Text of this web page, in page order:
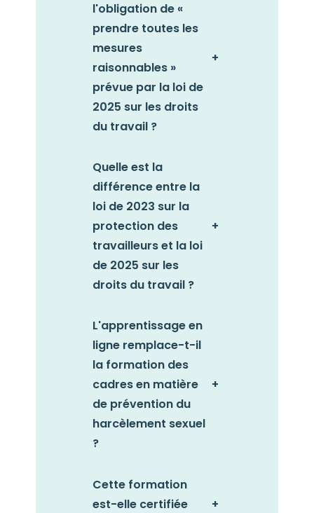
l'obligation de «
prendre toutes les
mesures
raisonnables »
prévue par la loi de
2025 sur les droits
du travail ?
+
Quelle est la
différence entre la
loi de 2023 sur la
protection des
travailleurs et la loi
de 2025 sur les
droits du travail ?
+
L'apprentissage en
ligne remplace-t-il
la formation des
cadres en matière
de prévention du
harcèlement sexuel
?
+
Cette formation
est-elle certifiée
+